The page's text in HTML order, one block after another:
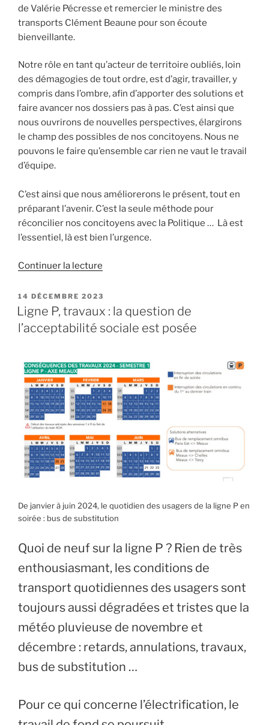
de Valérie Pécresse et remercier le ministre des
transports Clément Beaune pour son écoute
bienveillante.
Notre rôle en tant qu’acteur de territoire oubliés, loin
des démagogies de tout ordre, est d’agir, travailler, y
compris dans l’ombre, afin d’apporter des solutions et
faire avancer nos dossiers pas à pas. C’est ainsi que
nous ouvrirons de nouvelles perspectives, élargirons
le champ des possibles de nos concitoyens. Nous ne
pouvons le faire qu’ensemble car rien ne vaut le travail
d’équipe.
C’est ainsi que nous améliorerons le présent, tout en
préparant l’avenir. C’est la seule méthode pour
réconcilier nos concitoyens avec la Politique … Là est
l’essentiel, là est bien l’urgence.
Continuer la lecture
de
Trilport
Milon,
#gameisover
… »
PUBLIÉ
LE
14 DÉCEMBRE 2023
Ligne P, travaux : la question de
l’acceptabilité sociale est posée
De janvier à juin 2024, le quotidien des usagers de la ligne P en
soirée : bus de substitution
Quoi de neuf sur la ligne P ? Rien de très
enthousiasmant, les conditions de
transport quotidiennes des usagers sont
toujours aussi dégradées et tristes que la
météo pluvieuse de novembre et
décembre : retards, annulations, travaux,
bus de substitution …
Pour ce qui concerne l’électrification, le